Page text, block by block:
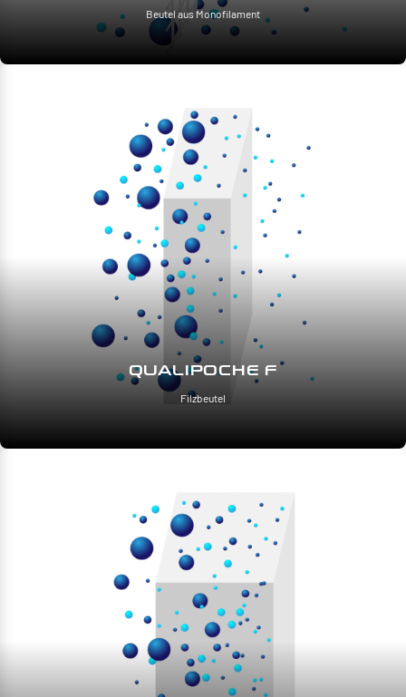
Beutel aus Monofilament
QUALIPOCHE F
Filzbeutel